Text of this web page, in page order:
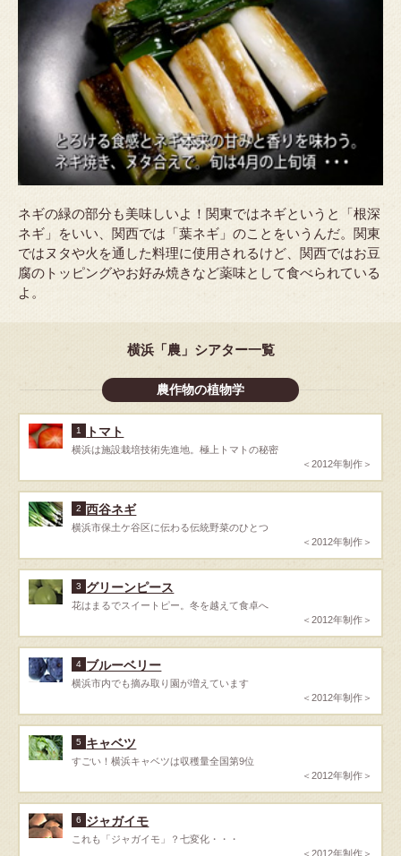
ネギの緑の部分も美味しいよ！関東ではネギというと「根深
ネギ」をいい、関西では「葉ネギ」のことをいうんだ。関東
ではヌタや火を通した料理に使用されるけど、関西ではお豆
腐のトッピングやお好み焼きなど薬味として食べられている
よ。
横浜「農」シアター一覧
農作物の植物学
1 トマト
横浜は施設栽培技術先進地。極上トマトの秘密
＜2012年制作＞
2 西谷ネギ
横浜市保土ケ谷区に伝わる伝統野菜のひとつ
＜2012年制作＞
3 グリーンピース
花はまるでスイートピー。冬を越えて食卓へ
＜2012年制作＞
4 ブルーベリー
横浜市内でも摘み取り園が増えています
＜2012年制作＞
5 キャベツ
すごい！横浜キャベツは収穫量全国第9位
＜2012年制作＞
6 ジャガイモ
これも「ジャガイモ」？七変化・・・
＜2012年制作＞